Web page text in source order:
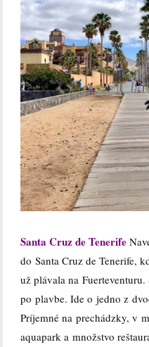
Santa Cruz de Tenerife
do Santa Cruz de Tenerife,
už plávala na
po plavbe. Ide o jedno z
Príjemné na prechádzky, v
aquapark a množstvo